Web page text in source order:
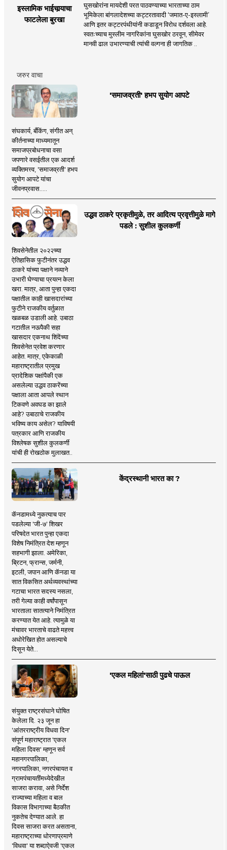
इस्लामिक भाईचार्‍याचा
फाटलेला बुरखा
घुसखोरांना मायदेशी परत पाठवण्याच्या भारताच्या ठाम
भूमिकेला बांगलादेशच्या कट्टरतावादी ‘जमात-ए-इस्लामी’
आणि इतर कट्टरपंथीयांनी कडाडून विरोध दर्शवला आहे.
स्वतःच्याच मुस्लीम नागरिकांना घुसखोर ठरवून, सीमेवर
मानवी ढाल उभारण्याची त्यांची वल्गना ही जागतिक ..
जरुर वाचा
'समाजव्रती' हभप सुयोग आपटे
संघकार्य, बँकिंग, संगीत अन्
कीर्तनाच्या माध्यमातून
समाजप्रबोधनाचा वसा
जपणारे वसईतील एक आदर्श
व्यक्तिमत्त्व, 'समाजव्रती' हभप
सुयोग आपटे यांचा
जीवनप्रवास.....
उद्धव ठाकरे प्रकृतीमुळे, तर आदित्य प्रवृत्तीमुळे मागे
पडले : सुशील कुलकर्णी
शिवसेनेतील २०२२च्या
ऐतिहासिक फुटीनंतर उद्धव
ठाकरे यांच्या पक्षाने नव्याने
उभारी घेण्याचा प्रयत्न केला
खरा. मात्र, आता पुन्हा एकदा
पक्षातील काही खासदारांच्या
फुटीने राजकीय वर्तुळात
खळबळ उडाली आहे. उबाठा
गटातील नऊपैकी सहा
खासदार एकनाथ शिंदेंच्या
शिवसेनेत प्रवेश करणार
आहेत. मात्र, एकेकाळी
महाराष्ट्रातील प्रमुख
प्रादेशिक पक्षांपैकी एक
असलेल्या उद्धव ठाकरेंच्या
पक्षाला आता आपले स्थान
टिकवणे अवघड का झाले
आहे? उबाठाचे राजकीय
भविष्य काय असेल? याविषयी
पत्रकार आणि राजकीय
विश्लेषक सुशील कुलकर्णी
यांची ही रोखठोक मुलाखत..
केंद्रस्थानी भारत का ?
कॅनडामध्ये नुकत्याच पार
पडलेल्या 'जी-७' शिखर
परिषदेत भारत पुन्हा एकदा
विशेष निमंत्रित देश म्हणून
सहभागी झाला. अमेरिका,
ब्रिटन, फ्रान्स, जर्मनी,
इटली, जपान आणि कॅनडा या
सात विकसित अर्थव्यवस्थांच्या
गटाचा भारत सदस्य नसला,
तरी गेल्या काही वर्षांपासून
भारताला सातत्याने निमंत्रित
करण्यात येत आहे. त्यामुळे या
मंचावर भारताचे वाढते महत्त्व
अधोरेखित होत असल्याचे
दिसून येते...
'एकल महिलां'साठी पुढचे पाऊल
संयुक्त राष्ट्रसंघाने घोषित
केलेला दि. २३ जून हा
'आंतरराष्ट्रीय विधवा दिन'
संपूर्ण महाराष्ट्रात 'एकल
महिला दिवस' म्हणून सर्व
महानगरपालिका,
नगरपालिका, नगरपंचायत व
ग्रामपंचायतींमध्येदेखील
साजरा करावा, असे निर्देश
राज्याच्या महिला व बाल
विकास विभागाच्या बैठकीत
नुकतेच देण्यात आले. हा
दिवस साजरा करत असताना,
महाराष्ट्राच्या धोरणाप्रमाणे
'विधवा' या शब्दाऐवजी 'एकल